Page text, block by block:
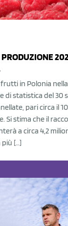
in Polonia
di statistica del 30
pari circa il
Si stima che il
a circa 4,2
più […]